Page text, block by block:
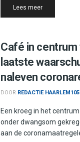
Lees meerDetails
Café in
laatste
naleven
DOOR REDACTIE HAARLEM105
Een kroeg in het
onder dwangsom
aan de